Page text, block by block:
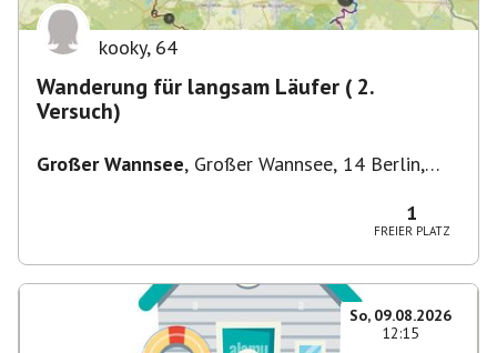
kooky, 64
Wanderung für langsam Läufer ( 2.
Versuch)
Großer Wannsee, Großer Wannsee, 14 Berlin,
1
FREIER PLATZ
So, 09.08.2026
12:15